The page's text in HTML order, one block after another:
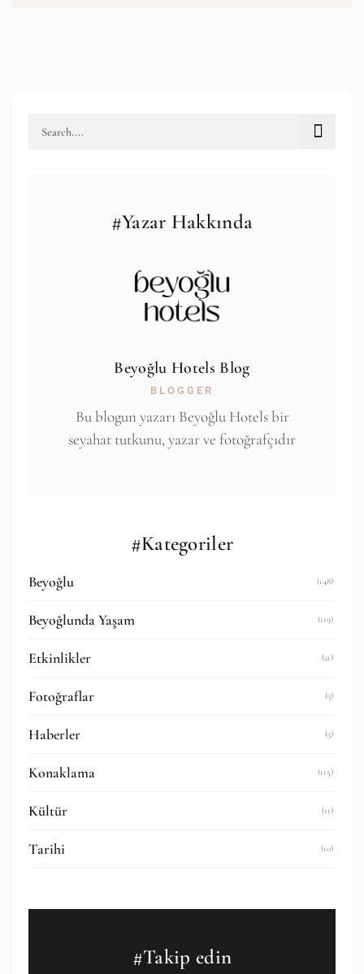
#Yazar Hakkında
Beyoğlu Hotels Blog
BLOGGER
Bu blogun yazarı Beyoğlu Hotels bir
seyahat tutkunu, yazar ve fotoğrafçıdır
#Kategoriler
Beyoğlu (148)
Beyoğlunda Yaşam (119)
Etkinlikler (21)
Fotoğraflar (3)
Haberler (3)
Konaklama (115)
Kültür (11)
Tarihi (10)
#Takip edin